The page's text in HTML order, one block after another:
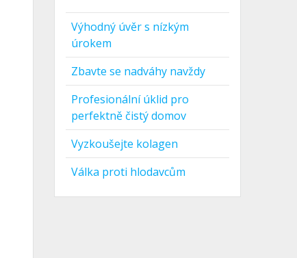
Výhodný úvěr s nízkým
úrokem
Zbavte se nadváhy navždy
Profesionální úklid pro
perfektně čistý domov
Vyzkoušejte kolagen
Válka proti hlodavcům